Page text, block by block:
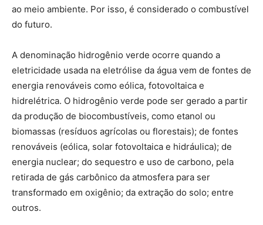
ao meio ambiente. Por isso, é considerado o combustível
do futuro.
A denominação hidrogênio verde ocorre quando a
eletricidade usada na eletrólise da água vem de fontes de
energia renováveis como eólica, fotovoltaica e
hidrelétrica. O hidrogênio verde pode ser gerado a partir
da produção de biocombustíveis, como etanol ou
biomassas (resíduos agrícolas ou florestais); de fontes
renováveis (eólica, solar fotovoltaica e hidráulica); de
energia nuclear; do sequestro e uso de carbono, pela
retirada de gás carbônico da atmosfera para ser
transformado em oxigênio; da extração do solo; entre
outros.